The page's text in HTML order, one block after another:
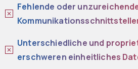
Fehlende oder
Unterschiedliche und
erschweren einheitliches